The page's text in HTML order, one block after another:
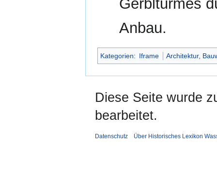
Gerblturmes
Anbau.
Kategorien: Iframe Architektur,
Diese Seite wurde
bearbeitet.
Datenschutz Über Historisches Lexikon